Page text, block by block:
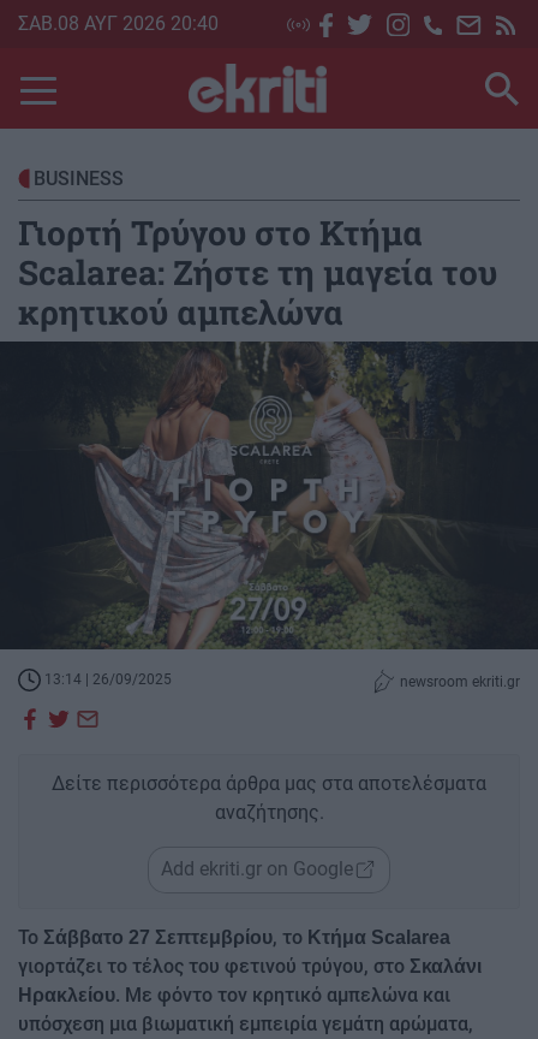
Skip
main
content
ΣΑΒ.08 ΑΥΓ 2026 20:40
BUSINESS
Γιορτή Τρύγου στο Κτήμα
Scalarea: Ζήστε τη μαγεία του
κρητικού αμπελώνα
13:14 | 26/09/2025 newsroom ekriti.gr
Δείτε περισσότερα άρθρα μας στα αποτελέσματα
αναζήτησης.
Add ekriti.gr on Google
Το Σάββατο 27 Σεπτεμβρίου, το Κτήμα Scalarea
γιορτάζει το τέλος του φετινού τρύγου, στο Σκαλάνι
Ηρακλείου. Με φόντο τον κρητικό αμπελώνα και
υπόσχεση μια βιωματική εμπειρία γεμάτη αρώματα,